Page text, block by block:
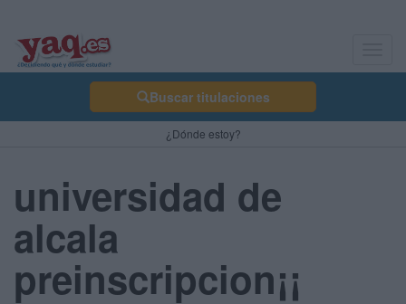
Buscar titulaciones
¿Dónde estoy?
universidad de
alcala
preinscripcion¡¡